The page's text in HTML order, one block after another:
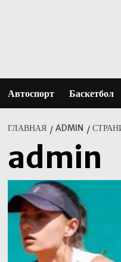
Автоспорт Баскетбол
ГЛАВНАЯ ADMIN
admin